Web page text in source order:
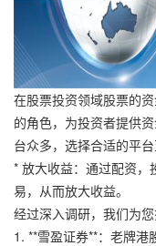
在股票投资领域股票的
的角色，为投资者提供
台众多，选择合适的平台
* 放大收益：通过配资，
易，从而放大收益。
经过深入调研，我们为
1. **雪盈证券**：老牌港